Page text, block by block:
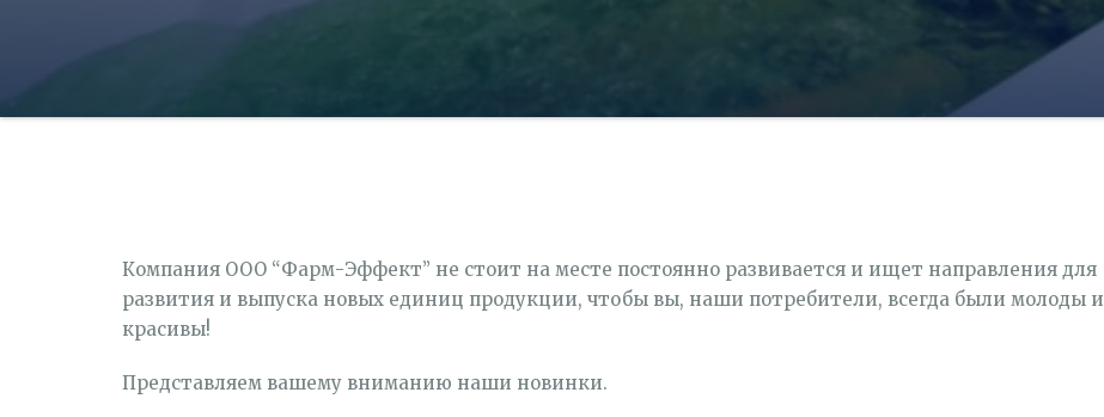
Компания ООО “Фарм-Эффект” не стоит на месте постоянно развивается и ищет направления для
развития и выпуска новых единиц продукции, чтобы вы, наши потребители, всегда были молоды и
красивы!
Представляем вашему вниманию наши новинки.